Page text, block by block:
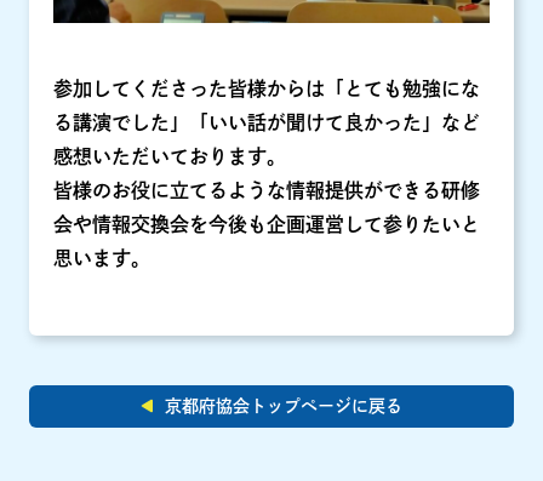
参加してくださった皆様からは「とても勉強にな
る講演でした」「いい話が聞けて良かった」など
感想いただいております。
皆様のお役に立てるような情報提供ができる研修
会や情報交換会を今後も企画運営して参りたいと
思います。
京都府協会トップページに戻る